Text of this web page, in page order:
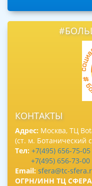
КОНТАКТЫ
Адрес: Москва, ТЦ
(ст. м. Ботанический
Тел: +7(495) 656-75-05
+7(495) 656-73-00
Email: sfera@tc-
ОГРН/ИНН ТЦ